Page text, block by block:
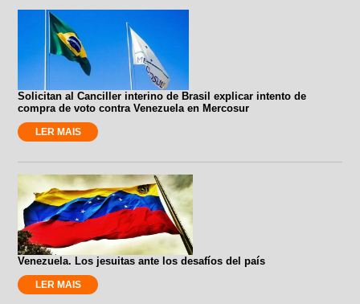
Solicitan al Canciller interino de Brasil explicar intento de
compra de voto contra Venezuela en Mercosur
LER MAIS
Venezuela. Los jesuitas ante los desafíos del país
LER MAIS